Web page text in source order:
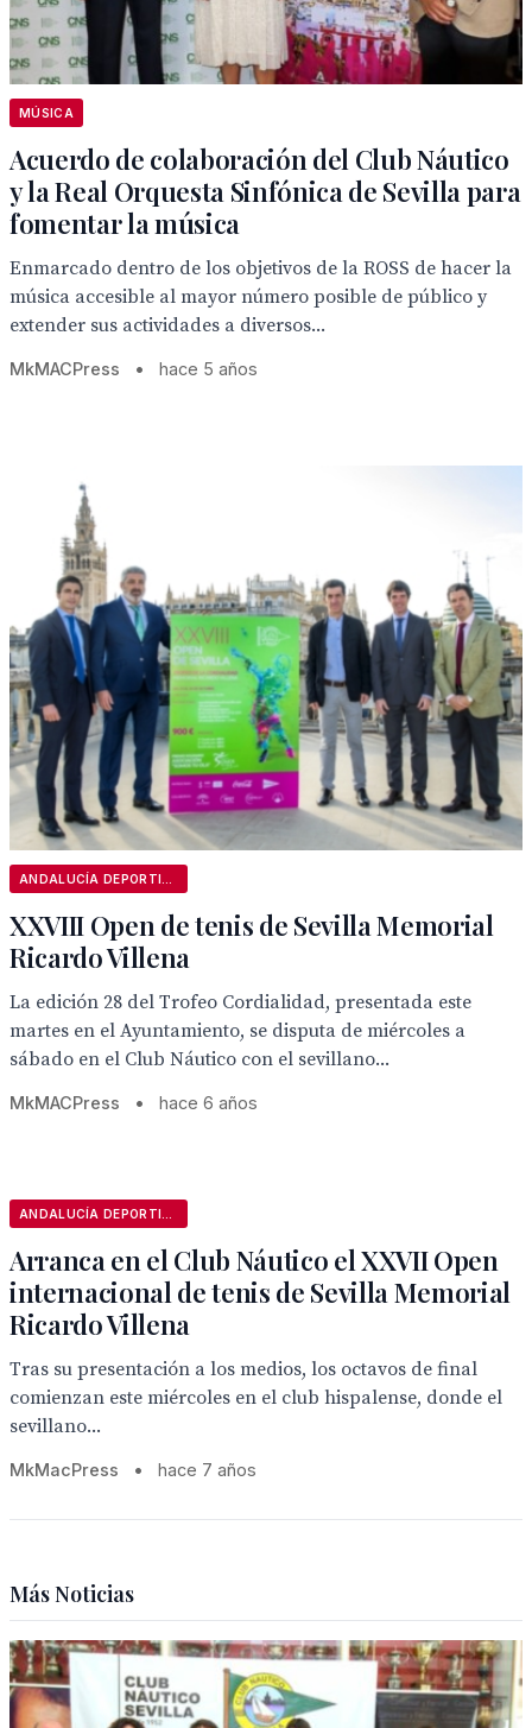
MÚSICA
Acuerdo de colaboración del Club Náutico
y la Real Orquesta Sinfónica de Sevilla para
fomentar la música
Enmarcado dentro de los objetivos de la ROSS de hacer la
música accesible al mayor número posible de público y
extender sus actividades a diversos...
MkMACPress • hace 5 años
XXVIII Open de tenis de Sevilla Memorial
Ricardo Villena
La edición 28 del Trofeo Cordialidad, presentada este
martes en el Ayuntamiento, se disputa de miércoles a
sábado en el Club Náutico con el sevillano...
MkMACPress • hace 6 años
Arranca en el Club Náutico el XXVII Open
internacional de tenis de Sevilla Memorial
Ricardo Villena
Tras su presentación a los medios, los octavos de final
comienzan este miércoles en el club hispalense, donde el
sevillano...
MkMacPress • hace 7 años
Más Noticias